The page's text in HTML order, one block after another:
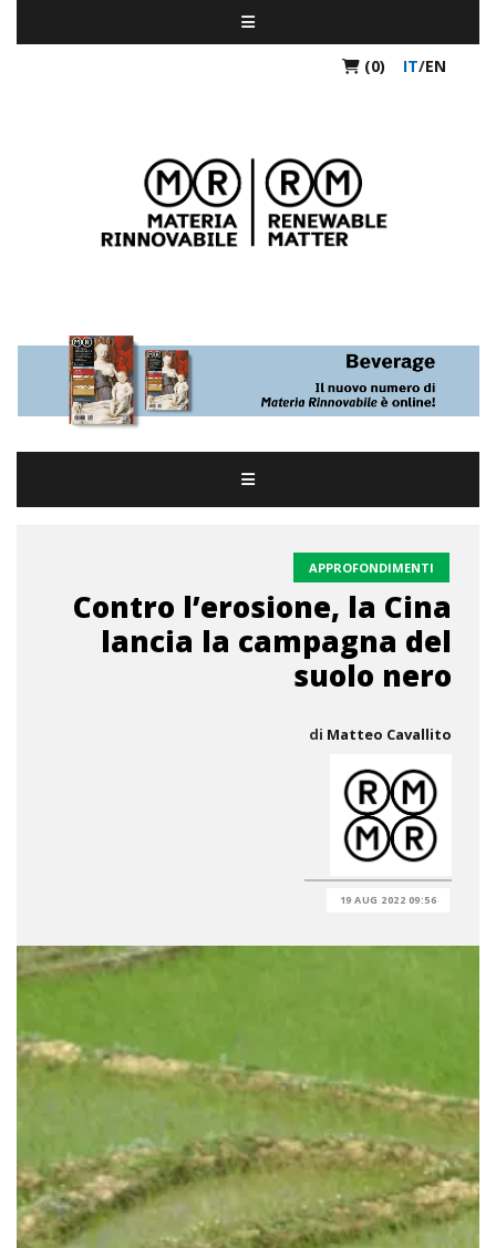
(0) IT/EN
APPROFONDIMENTI
Contro l’erosione, la Cina
lancia la campagna del
suolo nero
di Matteo Cavallito
19 AUG 2022 09:56